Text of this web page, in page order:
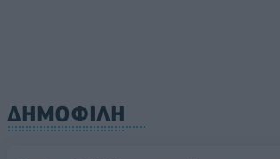
ΔΗΜΟΦΙΛΗ